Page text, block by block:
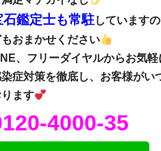
石鑑定士も常駐していますの
もおまかせください
、フリーダイヤルからお気
症対策を徹底し、お客様がい
ます
4000-35